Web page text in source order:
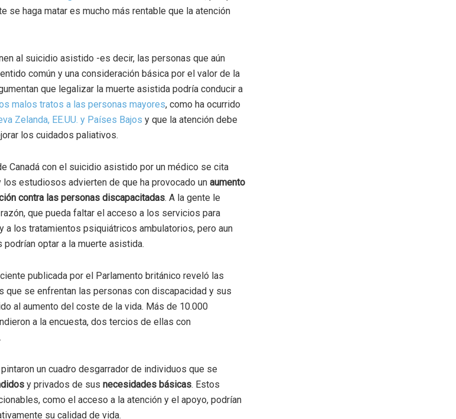
se haga matar es mucho más rentable que la atención
al suicidio asistido -es decir, las personas que aún
común y una consideración básica por el valor de la
que legalizar la muerte asistida podría conducir a
malos tratos a las personas mayores, como ha ocurrido
Zelanda, EE.UU. y Países Bajos y que la atención debe
los cuidados paliativos.
Canadá con el suicidio asistido por un médico se cita
los estudiosos advierten de que ha provocado un aumento
contra las personas discapacitadas. A la gente le
que pueda faltar el acceso a los servicios para
a los tratamientos psiquiátricos ambulatorios, pero aun
podrían optar a la muerte asistida.
publicada por el Parlamento británico reveló las
que se enfrentan las personas con discapacidad y sus
al aumento del coste de la vida. Más de 10.000
a la encuesta, dos tercios de ellas con
un cuadro desgarrador de individuos que se
y privados de sus necesidades básicas. Estos
como el acceso a la atención y el apoyo, podrían
su calidad de vida.